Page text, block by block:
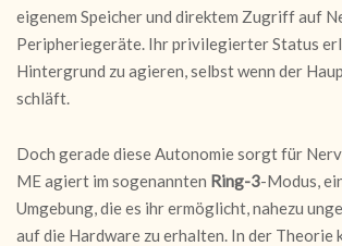
eigenem Speicher und direktem Zugriff auf
Peripheriegeräte. Ihr privilegierter Status
Hintergrund zu agieren, selbst wenn der
schläft.
Doch gerade diese Autonomie sorgt für
ME agiert im sogenannten Ring-3-Modus,
Umgebung, die es ihr ermöglicht, nahezu
auf die Hardware zu erhalten. In der Theorie